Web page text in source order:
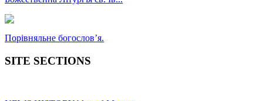
Порівняльне богословʼя.
SITE SECTIONS